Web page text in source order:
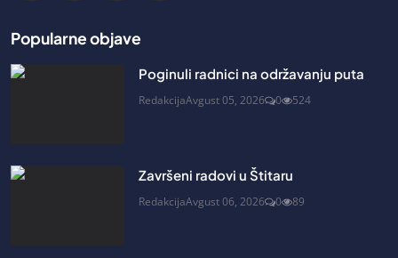
Popularne objave
Poginuli radnici na održavanju puta
RedakcijaAvgust 05, 2026 0 524
Završeni radovi u Štitaru
RedakcijaAvgust 06, 2026 0 89